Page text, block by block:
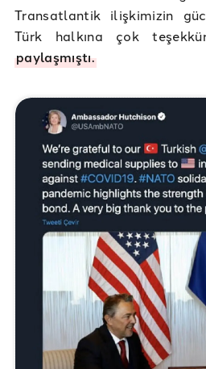
Transatlantik ilişkimizin
Türk halkına çok
paylaşmıştı.